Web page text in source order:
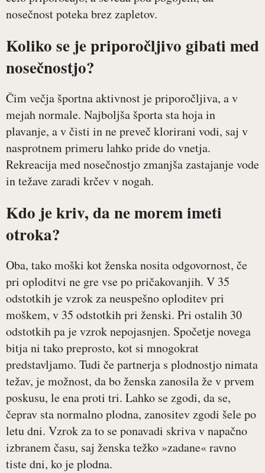
nosečnost poteka brez zapletov.
Koliko se je priporočljivo gibati med
nosečnostjo?
Čim večja športna aktivnost je priporočljiva, a v
mejah normale. Najboljša športa sta hoja in
plavanje, a v čisti in ne preveč klorirani vodi, saj v
nasprotnem primeru lahko pride do vnetja.
Rekreacija med nosečnostjo zmanjša zastajanje vode
in težave zaradi krčev v nogah.
Kdo je kriv, da ne morem imeti
otroka?
Oba, tako moški kot ženska nosita odgovornost, če
pri oploditvi ne gre vse po pričakovanjih. V 35
odstotkih je vzrok za neuspešno oploditev pri
moškem, v 35 odstotkih pri ženski. Pri ostalih 30
odstotkih pa je vzrok nepojasnjen. Spočetje novega
bitja ni tako preprosto, kot si mnogokrat
predstavljamo. Tudi če partnerja s plodnostjo nimata
težav, je možnost, da bo ženska zanosila že v prvem
poskusu, le ena proti tri. Lahko se zgodi, da se,
čeprav sta normalno plodna, zanositev zgodi šele po
letu dni. Vzrok za to se ponavadi skriva v napačno
izbranem času, saj ženska težko »zadane« ravno
tiste dni, ko je plodna.